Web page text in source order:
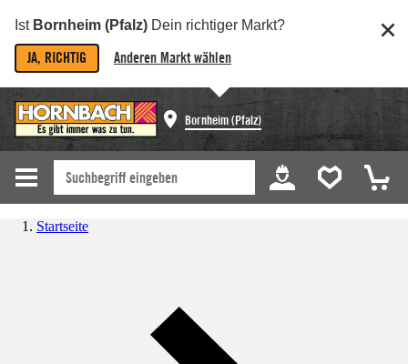
Ist Bornheim (Pfalz) Dein richtiger Markt?
JA, RICHTIG Anderen Markt wählen
Bornheim (Pfalz)
Startseite